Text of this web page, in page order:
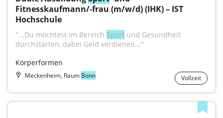
Fitnesskaufmann/-frau (m/w/d) (IHK) – IST
Hochschule
"...Du möchtest im Bereich Sport und Gesundheit
durchstarten, dabei Geld verdienen..."
Körperformen
Meckenheim, Raum Bonn Vollzeit